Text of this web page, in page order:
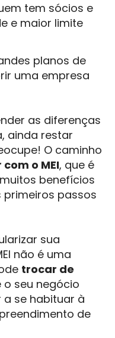
tem sócios e
e maior limite
planos de
uma empresa
as diferenças
ainda restar
O caminho
o MEI, que é
benefícios
passos
sua
não é uma
trocar de
seu negócio
se habituar à
de